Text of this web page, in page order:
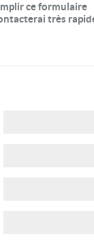
ce formulaire
très